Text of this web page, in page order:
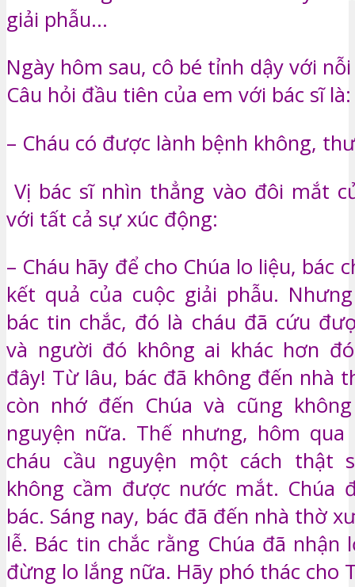
giải phẫu…
Ngày hôm sau, cô bé tỉnh dậy với
Câu hỏi đầu tiên của em với bác sĩ là:
– Cháu có được lành bệnh không,
Vị bác sĩ nhìn thẳng vào đôi mắt
với tất cả sự xúc động:
– Cháu hãy để cho Chúa lo liệu, bác
kết quả của cuộc giải phẫu.
bác tin chắc, đó là cháu đã cứu
và người đó không ai khác hơn
đây! Từ lâu, bác đã không đến nhà
còn nhớ đến Chúa và cũng
nguyện nữa. Thế nhưng, hôm
cháu cầu nguyện một cách thật
không cầm được nước mắt. Chúa
bác. Sáng nay, bác đã đến nhà thờ
lễ. Bác tin chắc rằng Chúa đã nhận
đừng lo lắng nữa. Hãy phó thác cho